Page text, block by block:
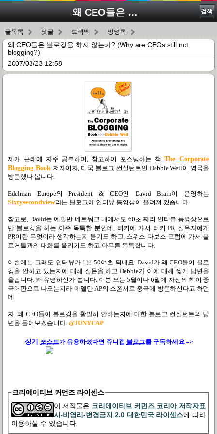
왜 CEO들은 블로깅을 하지 않는가? (Why are CEOs still not blogging?) 검색
글목록 댓글 트랙백 방명록
왜 CEO들은 블로깅을 하지 않는가? (Why are CEOs still not
blogging?)
2007/03/23 12:58
제가 근래에 자주 공부하며, 참고하여 포스팅하는 책The Corporate
Blogging Book저자이자, 미국 블로그 컨설턴트인 Debbie Weil이 영국을
방문했나 봅니다.
Edelman Europe의 President & CEO인 David Brain이 운영하는
Sixtysecondview라는 블로그에 인터뷰 동영상이 올려져 있습니다.
참고로, David는 에델만 네트워크 내에서도 60초 짜리 인터뷰 동영상으로
만 블로깅을 하는 아주 독특한 분인데, 터키에 가서 터키 PR 실무자에게
PR이란 무엇이라 생각하는지 묻기도 하고, 스위스 다보스 포럼에 가서 블
로거들과의 대화를 올리기도 하고 아무튼 독특합니다.
이번에는 그래도 인터뷰가 1분 50여초 되네요. David가 왜 CEO들이 블로
깅을 안하고 있는지에 대해 질문을 하고 Debbie가 이에 대해 짧게 답변을
올립니다. 꽤 유명하신가 봅니다. 이분 오는 5월이나 6월에 자신의 책이 중
국어판으로 나오는지라 에델만 AP의 스폰서로 중국에 방문하신다고 하던
데.
자, 왜 CEO들이 블로깅을 활발히 안하는지에 대한 블로그 컨설턴트의 답
변을 들어보겠습니다. @JUNYCAP
상기 포스트가유용하셨다면 쥬니캡 블로그를 구독하세요 =>
크리에이티브 커먼즈 라이센스
이 저작물은 크리에이티브 커먼즈 코리아 저작자표
시-비영리-변경금지 2.0 대한민국 라이센스에 따라
이용하실 수 있습니다.